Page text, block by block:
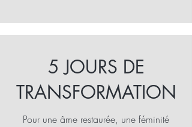
5 JOURS DE
TRANSFORMATION
Pour une âme restaurée, une féminité